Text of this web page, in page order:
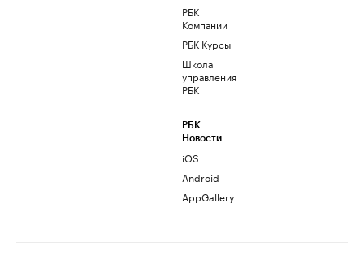
РБК
Компании
РБК Курсы
Школа
управления
РБК
РБК
Новости
iOS
Android
AppGallery